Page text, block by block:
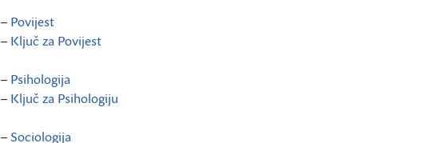
– Povijest
– Ključ za Povijest
– Psihologija
– Ključ za Psihologiju
–Sociologija